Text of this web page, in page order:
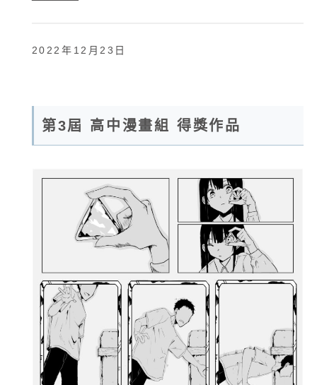
2022年12月23日
第3屆 高中漫畫組 得獎作品